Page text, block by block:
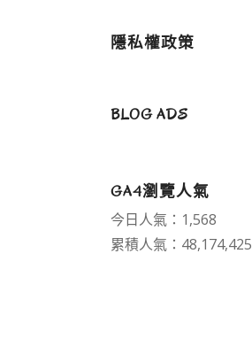
隱私權政策
BLOG ADS
GA4瀏覽人氣
今日人氣：1,568
累積人氣：48,174,425